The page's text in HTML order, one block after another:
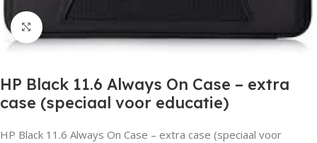
Click to enlarge
HP Black 11.6 Always On Case – extra
case (speciaal voor educatie)
HP Black 11.6 Always On Case – extra case (speciaal voor